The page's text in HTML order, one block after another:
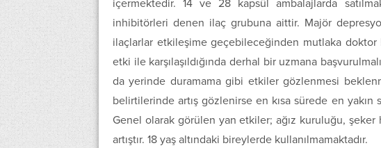
içermektedir. 14 ve 28 kapsül ambalajlarda
inhibitörleri denen ilaç grubuna aittir. Majör
ilaçlarlar etkileşime geçebileceğinden mutlaka doktor
etki ile karşılaşıldığında derhal bir uzmana
da yerinde duramama gibi etkiler gözlenmesi
belirtilerinde artış gözlenirse en kısa sürede en yakın
Genel olarak görülen yan etkiler; ağız kuruluğu, şeker
artıştır. 18 yaş altındaki bireylerde kullanılmamaktadır.